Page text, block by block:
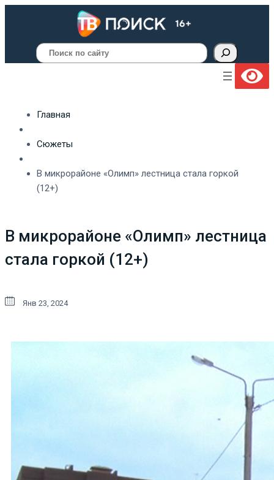
Поиск
Главная
Сюжеты
В микрорайоне «Олимп» лестница стала горкой
(12+)
В микрорайоне «Олимп» лестница
стала горкой (12+)
Янв 23, 2024